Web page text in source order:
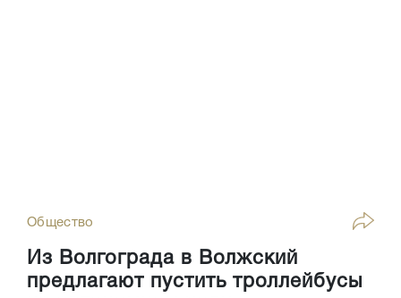
Общество
Из Волгограда в Волжский
предлагают пустить троллейбусы